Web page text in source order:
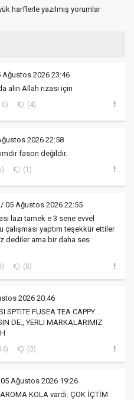
harflerle yazılmış yorumlar
Ağustos 2026 23:46
alın Allah rızası için
(4)
2026 22:58
fason değildir.
(1)
/ 05 Ağustos 2026 22:55
lazı tamek e 3 sene evvel
çalışması yaptım teşekkür ettiler
dediler ama bir daha ses
(0)
2026 20:46
SPTITE FUSEA TEA CAPPY...
DE., YERLI MARKALARIMIZ
(3)
Ağustos 2026 19:26
KOLA vardı. ÇOK İÇTİM